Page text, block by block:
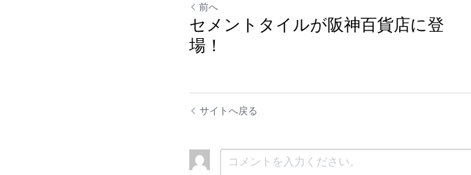
前へ
セメントタイルが阪神百貨店に登
場！
サイトへ戻る